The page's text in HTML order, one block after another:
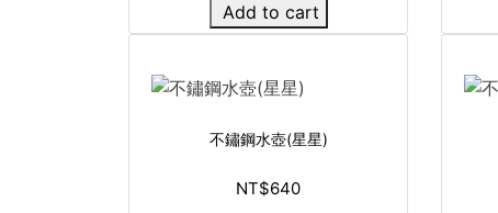
Add to cart
不鏽鋼水壺(星星)
NT$640